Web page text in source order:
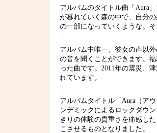
アルバムのタイトル曲「Aura
が暮れていく森の中で、自分
の一部になっていくような。
アルバム中唯一、彼女の声以
の音を聞くことができます。
った曲です。2011年の震災、
れています。
アルバムタイトル「Aura（ア
ンデミックによるロックダウ
きりの体験の貴重さを痛感し
こさせるものとなりました。